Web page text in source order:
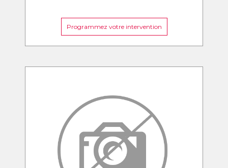
Programmez votre intervention